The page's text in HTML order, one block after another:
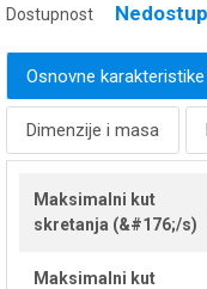
Dostupnost
Osnovne karakteristike
Dimenzije i masa
Maksimalni kut
skretanja (&#176;/s)
Maksimalni kut